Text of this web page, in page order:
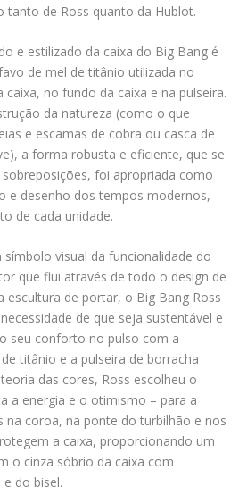
tanto de Ross quanto da Hublot.
e estilizado da caixa do Big Bang é
de mel de titânio utilizada no
no fundo da caixa e na pulseira.
da natureza (como o que
e escamas de cobra ou casca de
a forma robusta e eficiente, que se
foi apropriada como
e desenho dos tempos modernos,
de cada unidade.
visual da funcionalidade do
que flui através de todo o design de
escultura de portar, o Big Bang Ross
de que seja sustentável e
seu conforto no pulso com a
titânio e a pulseira de borracha
das cores, Ross escolheu o
a energia e o otimismo – para a
na coroa, na ponte do turbilhão e nos
a caixa, proporcionando um
o cinza sóbrio da caixa com
do bisel.